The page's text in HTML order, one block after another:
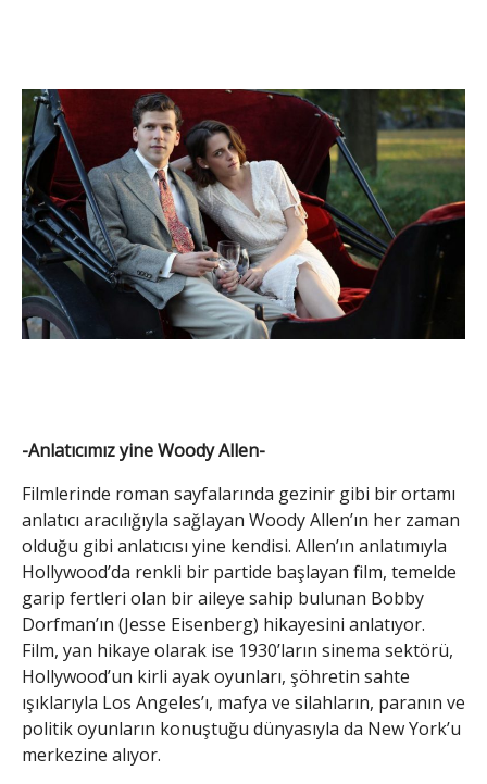
-Anlatıcımız yine Woody Allen-
Filmlerinde roman sayfalarında gezinir gibi bir ortamı
anlatıcı aracılığıyla sağlayan Woody Allen’ın her zaman
olduğu gibi anlatıcısı yine kendisi. Allen’ın anlatımıyla
Hollywood’da renkli bir partide başlayan film, temelde
garip fertleri olan bir aileye sahip bulunan Bobby
Dorfman’ın (Jesse Eisenberg) hikayesini anlatıyor.
Film, yan hikaye olarak ise 1930’ların sinema sektörü,
Hollywood’un kirli ayak oyunları, şöhretin sahte
ışıklarıyla Los Angeles’ı, mafya ve silahların, paranın ve
politik oyunların konuştuğu dünyasıyla da New York’u
merkezine alıyor.